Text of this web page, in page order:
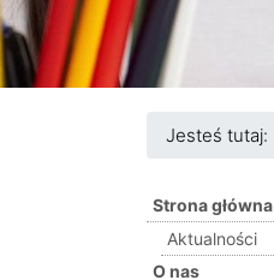
Jesteś tutaj:
Strona główna
Aktualności
O nas